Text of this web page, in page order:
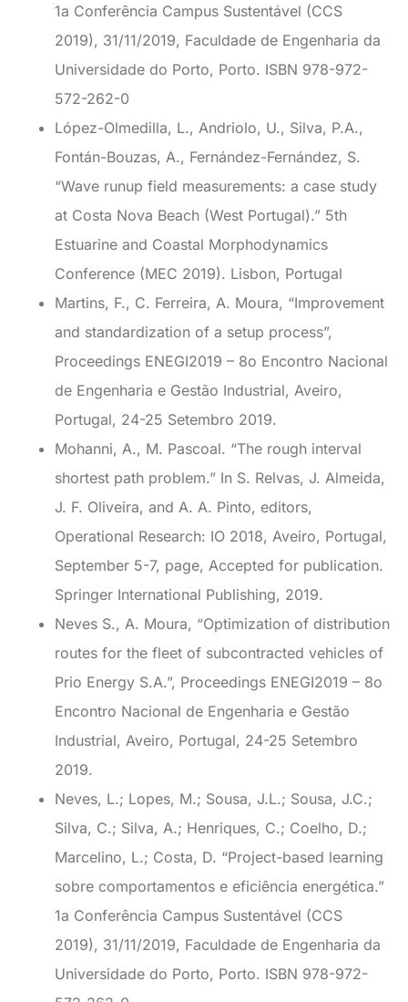
1a Conferência Campus Sustentável (CCS
2019), 31/11/2019, Faculdade de Engenharia da
Universidade do Porto, Porto. ISBN 978-972-
572-262-0
López-Olmedilla, L., Andriolo, U., Silva, P.A.,
Fontán-Bouzas, A., Fernández-Fernández, S.
“Wave runup field measurements: a case study
at Costa Nova Beach (West Portugal).” 5th
Estuarine and Coastal Morphodynamics
Conference (MEC 2019). Lisbon, Portugal
Martins, F., C. Ferreira, A. Moura, “Improvement
and standardization of a setup process”,
Proceedings ENEGI2019 – 8o Encontro Nacional
de Engenharia e Gestão Industrial, Aveiro,
Portugal, 24-25 Setembro 2019.
Mohanni, A., M. Pascoal. “The rough interval
shortest path problem.” In S. Relvas, J. Almeida,
J. F. Oliveira, and A. A. Pinto, editors,
Operational Research: IO 2018, Aveiro, Portugal,
September 5-7, page, Accepted for publication.
Springer International Publishing, 2019.
Neves S., A. Moura, “Optimization of distribution
routes for the fleet of subcontracted vehicles of
Prio Energy S.A.”, Proceedings ENEGI2019 – 8o
Encontro Nacional de Engenharia e Gestão
Industrial, Aveiro, Portugal, 24-25 Setembro
2019.
Neves, L.; Lopes, M.; Sousa, J.L.; Sousa, J.C.;
Silva, C.; Silva, A.; Henriques, C.; Coelho, D.;
Marcelino, L.; Costa, D. “Project-based learning
sobre comportamentos e eficiência energética.”
1a Conferência Campus Sustentável (CCS
2019), 31/11/2019, Faculdade de Engenharia da
Universidade do Porto, Porto. ISBN 978-972-